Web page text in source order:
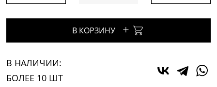
В КОРЗИНУ +
В НАЛИЧИИ:
БОЛЕЕ 10 ШТ